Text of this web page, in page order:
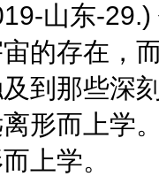
山东-29.)
的存在，
到那些深
形而上学
上学。